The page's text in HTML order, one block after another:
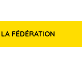
LA FÉDÉRATION